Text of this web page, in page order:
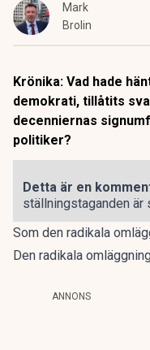
Mark
Brolin
Krönika: Vad hade
demokrati, tillåtits
decenniernas
politiker?
Detta är en
ställningstaganden är
Som den radikala
Den radikala
ANNONS